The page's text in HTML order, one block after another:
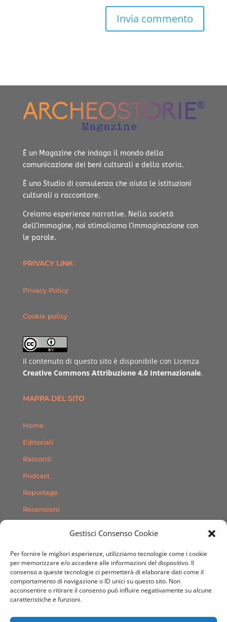
Gestisci Consenso Cookie
Per fornire le migliori esperienze, utilizziamo tecnologie come i cookie
per memorizzare e/o accedere alle informazioni del dispositivo. Il
consenso a queste tecnologie ci permetterà di elaborare dati come il
comportamento di navigazione o ID unici su questo sito. Non
acconsentire o ritirare il consenso può influire negativamente su alcune
caratteristiche e funzioni.
È un Magazine che indaga il mondo della
comunicazione dei beni culturali e della storia.
È uno Studio di consulenza che aiuta le istituzioni
culturali a raccontare.
Creiamo esperienze narrative. Nella società
dell’immagine, noi stimoliamo l’immaginazione con
le parole.
PRIVACY LINK
Privacy Policy
Cookie policy
Il contenuto di questo sito è disponibile con Licenza
Creative Commons Attribuzione 4.0 Internazionale.
MAPPA DEL SITO
Home
Editoriali
Racconti
Podcast
Reportage
Recensioni
Contatti
SEGUICI SUI SOCIAL